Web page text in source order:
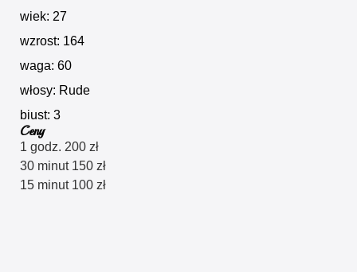
wiek: 27
wzrost: 164
waga: 60
włosy: Rude
biust: 3
Ceny
1 godz. 200 zł
30 minut 150 zł
15 minut 100 zł